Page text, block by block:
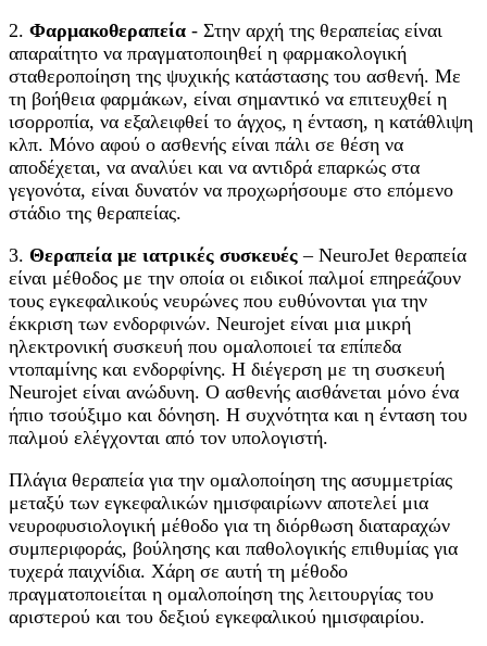
2. Φαρμακοθεραπεία - Στην αρχή της θεραπείας είναι
απαραίτητο να πραγματοποιηθεί η φαρμακολογική
σταθεροποίηση της ψυχικής κατάστασης του ασθενή. Με
τη βοήθεια φαρμάκων, είναι σημαντικό να επιτευχθεί η
ισορροπία, να εξαλειφθεί το άγχος, η ένταση, η κατάθλιψη
κλπ. Μόνο αφού ο ασθενής είναι πάλι σε θέση να
αποδέχεται, να αναλύει και να αντιδρά επαρκώς στα
γεγονότα, είναι δυνατόν να προχωρήσουμε στο επόμενο
στάδιο της θεραπείας.
3. Θεραπεία με ιατρικές συσκευές – NeuroJet θεραπεία
είναι μέθοδος με την οποία οι ειδικοί παλμοί επηρεάζουν
τους εγκεφαλικούς νευρώνες που ευθύνονται για την
έκκριση των ενδορφινών. Neurojet είναι μια μικρή
ηλεκτρονική συσκευή που ομαλοποιεί τα επίπεδα
ντοπαμίνης και ενδορφίνης. Η διέγερση με τη συσκευή
Neurojet είναι ανώδυνη. Ο ασθενής αισθάνεται μόνο ένα
ήπιο τσούξιμο και δόνηση. Η συχνότητα και η ένταση του
παλμού ελέγχονται από τον υπολογιστή.
Πλάγια θεραπεία για την ομαλοποίηση της ασυμμετρίας
μεταξύ των εγκεφαλικών ημισφαιρίωνν αποτελεί μια
νευροφυσιολογική μέθοδο για τη διόρθωση διαταραχών
συμπεριφοράς, βούλησης και παθολογικής επιθυμίας για
τυχερά παιχνίδια. Χάρη σε αυτή τη μέθοδο
πραγματοποιείται η ομαλοποίηση της λειτουργίας του
αριστερού και του δεξιού εγκεφαλικού ημισφαιρίου.